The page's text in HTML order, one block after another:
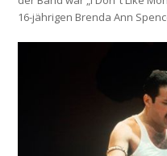
16-jährigen Brenda Ann